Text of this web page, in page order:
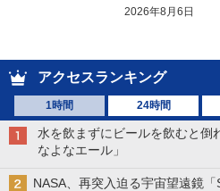
2026年8月6日
アクセスランキング
1時間 24時間
水を飲まずにビールを飲むと倒
なよなエール」
NASA、再突入迫る宇宙望遠鏡